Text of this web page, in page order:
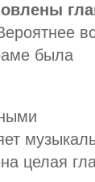
была
целая